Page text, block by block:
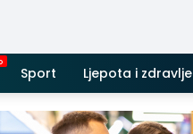
Sport Ljepota i zdravlje